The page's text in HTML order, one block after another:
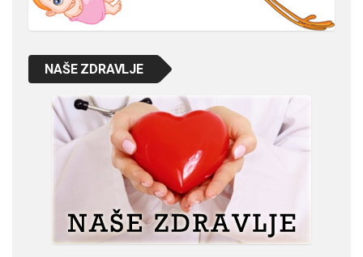
NAŠE ZDRAVLJE